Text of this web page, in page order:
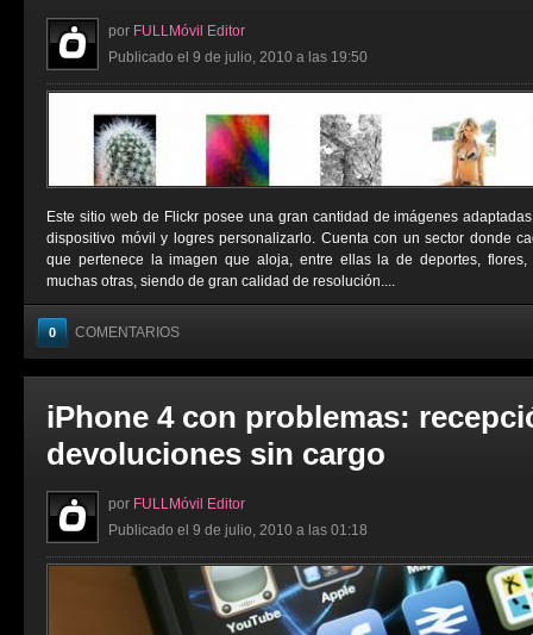
por FULLMóvil Editor
Publicado el 9 de julio, 2010 a las 19:50
Este sitio web de Flickr posee una gran cantidad de imágenes
dispositivo móvil y logres personalizarlo. Cuenta con un sector donde
que pertenece la imagen que aloja, entre ellas la de deportes, flores,
muchas otras, siendo de gran calidad de resolución....
0 COMENTARIOS
iPhone 4 con problemas:
devoluciones sin cargo
por FULLMóvil Editor
Publicado el 9 de julio, 2010 a las 01:18